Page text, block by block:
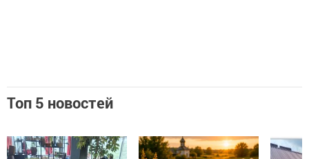
Топ 5 новостей